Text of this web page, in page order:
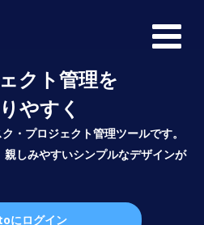
クト管理を
やすく
・プロジェクト管理ツールです。
しみやすいシンプルなデザインが
にログイン